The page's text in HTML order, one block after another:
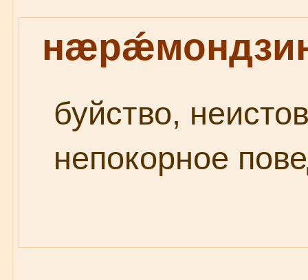
буйство,
непокорное